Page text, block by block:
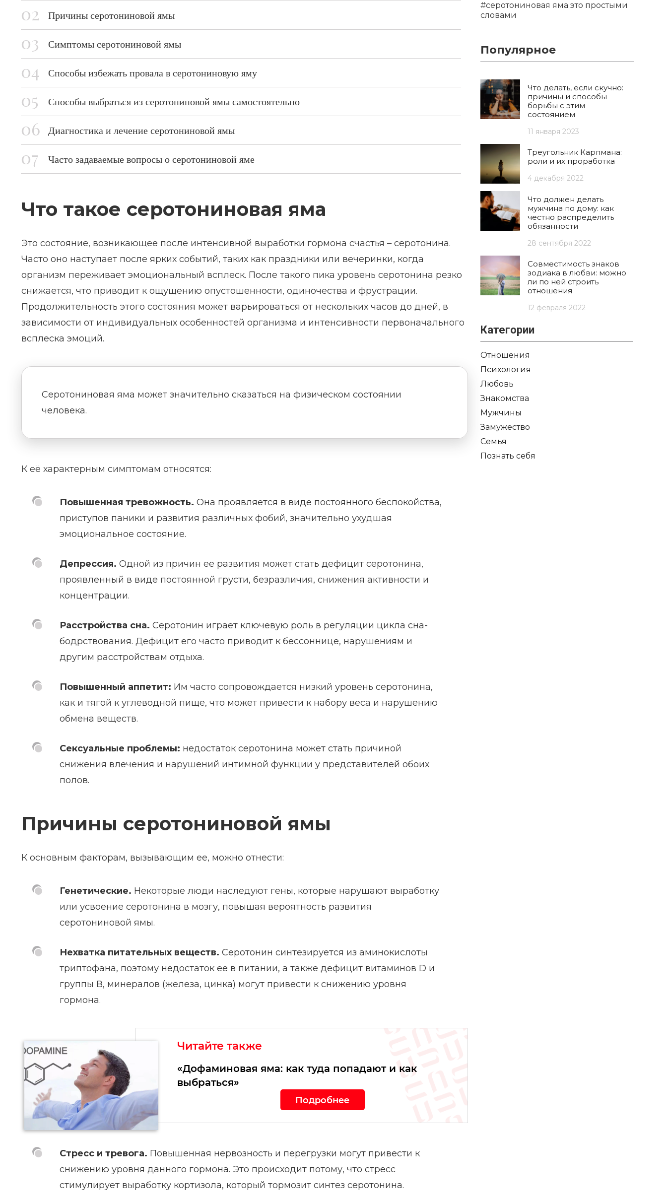
Причины серотониновой ямы
Симптомы серотониновой ямы
Способы избежать провала в серотониновую яму
Способы выбраться из серотониновой ямы самостоятельно
Диагностика и лечение серотониновой ямы
Часто задаваемые вопросы о серотониновой яме
Что такое серотониновая яма
Это состояние, возникающее после интенсивной выработки гормона счастья – серотонина.
Часто оно наступает после ярких событий, таких как праздники или вечеринки, когда
организм переживает эмоциональный всплеск. После такого пика уровень серотонина резко
снижается, что приводит к ощущению опустошенности, одиночества и фрустрации.
Продолжительность этого состояния может варьироваться от нескольких часов до дней, в
зависимости от индивидуальных особенностей организма и интенсивности первоначального
всплеска эмоций.
Серотониновая яма может значительно сказаться на физическом состоянии
человека.
К её характерным симптомам относятся:
Повышенная тревожность. Она проявляется в виде постоянного беспокойства,
приступов паники и развития различных фобий, значительно ухудшая
эмоциональное состояние.
Депрессия. Одной из причин ее развития может стать дефицит серотонина,
проявленный в виде постоянной грусти, безразличия, снижения активности и
концентрации.
Расстройства сна. Серотонин играет ключевую роль в регуляции цикла сна-
бодрствования. Дефицит его часто приводит к бессоннице, нарушениям и
другим расстройствам отдыха.
Повышенный аппетит: Им часто сопровождается низкий уровень серотонина,
как и тягой к углеводной пище, что может привести к набору веса и нарушению
обмена веществ.
Сексуальные проблемы: недостаток серотонина может стать причиной
снижения влечения и нарушений интимной функции у представителей обоих
полов.
Причины серотониновой ямы
К основным факторам, вызывающим ее, можно отнести:
Генетические. Некоторые люди наследуют гены, которые нарушают выработку
или усвоение серотонина в мозгу, повышая вероятность развития
серотониновой ямы.
Нехватка питательных веществ. Серотонин синтезируется из аминокислоты
триптофана, поэтому недостаток ее в питании, а также дефицит витаминов D и
группы В, минералов (железа, цинка) могут привести к снижению уровня
гормона.
Читайте также
«Дофаминовая яма: как туда попадают и как
выбраться»
Подробнее
Стресс и тревога. Повышенная нервозность и перегрузки могут привести к
снижению уровня данного гормона. Это происходит потому, что стресс
стимулирует выработку кортизола, который тормозит синтез серотонина.
#серотониновая яма это простыми
словами
Популярное
Что делать, если скучно:
причины и способы
борьбы с этим
состоянием
11 января 2023
Треугольник Карпмана:
роли и их проработка
4 декабря 2022
Что должен делать
мужчина по дому: как
честно распределить
обязанности
28 сентября 2022
Совместимость знаков
зодиака в любви: можно
ли по ней строить
отношения
12 февраля 2022
Категории
Отношения
Психология
Любовь
Знакомства
Мужчины
Замужество
Семья
Познать себя